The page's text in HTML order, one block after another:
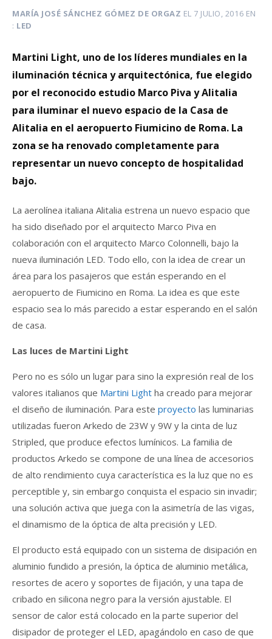
MARÍA JOSÉ SÁNCHEZ GÓMEZ DE ORGAZ EL 7 JULIO, 2016 EN
LED
Martini Light, uno de los líderes mundiales en la
iluminación técnica y arquitectónica, fue elegido
por el reconocido estudio Marco Piva y Alitalia
para iluminar el nuevo espacio de la Casa de
Alitalia en el aeropuerto Fiumicino de Roma. La
zona se ha renovado completamente para
representar un nuevo concepto de hospitalidad
bajo.
La aerolínea italiana Alitalia estrena un nuevo espacio que
ha sido diseñado por el arquitecto Marco Piva en
colaboración con el arquitecto Marco Colonnelli, bajo la
nueva iluminación LED. Todo ello, con la idea de crear un
área para los pasajeros que están esperando en el
aeropuerto de Fiumicino en Roma. La idea es que este
espacio sea lo más parecido a estar esperando en el salón
de casa.
Las luces de Martini Light
Pero no es sólo un lugar para sino la expresión real de los
valores italianos que Martini Light ha creado para mejorar
el diseño de iluminación. Para este proyecto las luminarias
utilizadas fueron Arkedo de 23W y 9W y la cinta de luz
Stripled, que produce efectos lumínicos. La familia de
productos Arkedo se compone de una línea de accesorios
de alto rendimiento cuya característica es la luz que no es
perceptible y, sin embargo conquista el espacio sin invadir;
una solución activa que juega con la asimetría de las vigas,
el dinamismo de la óptica de alta precisión y LED.
El producto está equipado con un sistema de disipación en
aluminio fundido a presión, la óptica de aluminio metálica,
resortes de acero y soportes de fijación, y una tapa de
cribado en silicona negro para la versión ajustable. El
sensor de calor está colocado en la parte superior del
disipador de proteger el LED, apagándolo en caso de que